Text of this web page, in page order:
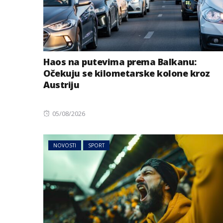
Haos na putevima prema Balkanu:
Očekuju se kilometarske kolone kroz
Austriju
Posted
05/08/2026
NOVOSTI SPORT MAGAZIN
Izabrana
život i preseljenje
godini